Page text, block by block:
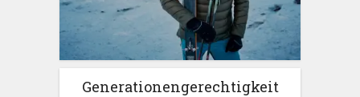
Generationengerechtigkeit